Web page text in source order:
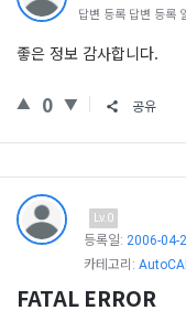
답변 등록 답변 등록
좋은 정보 감사합니다.
0 공유
Lv.0
등록일: 2006-04-
카테고리:
FATAL ERROR